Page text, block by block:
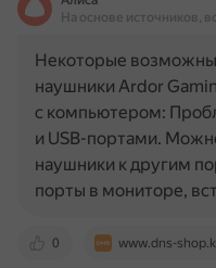
На основе источников,
0 www.dns-
Некоторые
наушники Ardor
с компьютером:
и USB-портами.
наушники к другим
порты в мониторе,